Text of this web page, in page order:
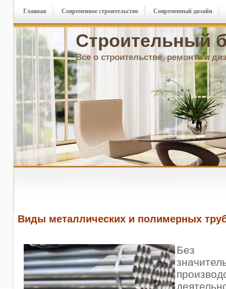
Строительный
Все о строительстве, ремонте и
Главная Современное строительство Современный дизайн
Виды металлических и полимерных
Без